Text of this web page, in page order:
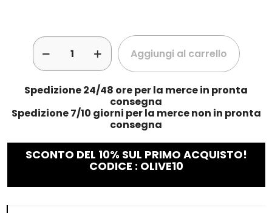
Aggiungi al carrello
Spedizione 24/48 ore per la merce in pronta
consegna
Spedizione 7/10 giorni per la merce non in pronta
consegna
SCONTO DEL 10% SUL PRIMO ACQUISTO!
CODICE : OLIVE10